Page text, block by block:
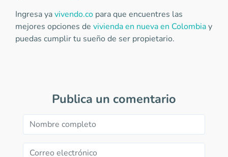
Ingresa yavivendo.co para que encuentres las
mejores opciones de vivienda en nueva en Colombiay
puedas cumplir tu sueño de ser propietario.
Publica un comentario